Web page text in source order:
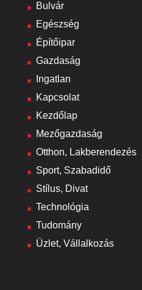
Bulvár
Egészség
Építőipar
Gazdaság
Ingatlan
Kapcsolat
Kezdőlap
Mezőgazdaság
Otthon, Lakberendezés
Sport, Szabadidő
Stílus, Divat
Technológia
Tudomány
Üzlet, Vállalkozás